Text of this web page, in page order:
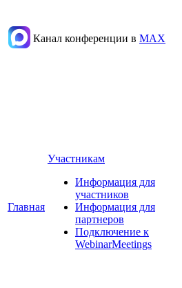
Канал конференции в МАХ
Главная
Участникам
Информация для
участников
Информация для
партнеров
Подключение к
WebinarMeetings